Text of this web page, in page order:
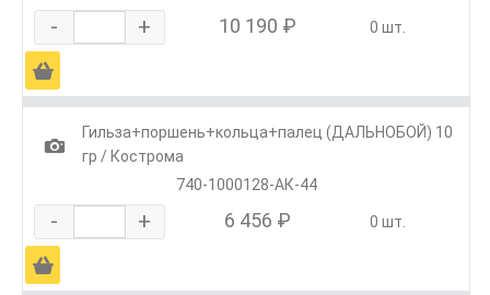
- + 10 190 ₽ 0 шт.
Ä
1
Гильза+поршень+кольца+палец (ДАЛЬНОБОЙ) 10
гр / Кострома
740-1000128-АК-44
- + 6 456 ₽ 0 шт.
Ä